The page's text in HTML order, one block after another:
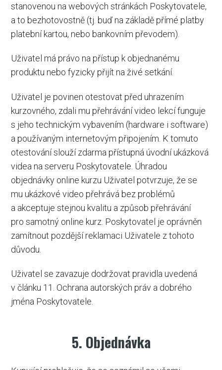
stanovenou na webových stránkách Poskytovatele,
a to bezhotovostně (tj. buď na základě přímé platby
platební kartou, nebo bankovním převodem).
Uživatel má právo na přístup k objednanému
produktu nebo fyzicky přijít na živé setkání.
Uživatel je povinen otestovat před uhrazením
kurzovného, zdali mu přehrávání video lekcí funguje
s jeho technickým vybavením (hardware i software)
a používaným internetovým připojením. K tomuto
otestování slouží zdarma přístupná úvodní ukázková
videa na serveru Poskytovatele. Úhradou
objednávky online kurzu Uživatel potvrzuje, že se
mu ukázkové video přehrává bez problémů
a akceptuje stejnou kvalitu a způsob přehrávání
pro samotný online kurz. Poskytovatel je oprávněn
zamítnout pozdější reklamaci Uživatele z tohoto
důvodu.
Uživatel se zavazuje dodržovat pravidla uvedená
v článku 11. Ochrana autorských práv a dobrého
jména Poskytovatele.
5. Objednávka